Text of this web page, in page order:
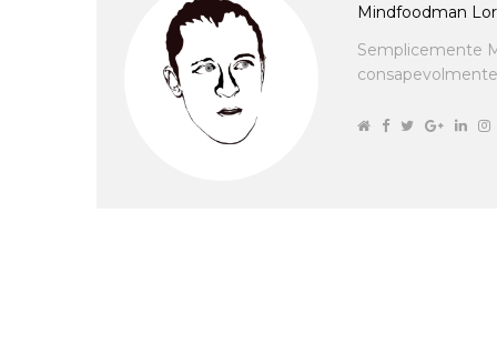
Mindfoodman
Semplicemente